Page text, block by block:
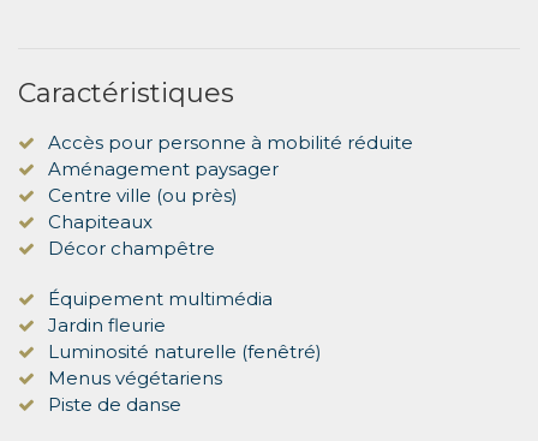
Caractéristiques
Accès pour personne à mobilité réduite
Aménagement paysager
Centre ville (ou près)
Chapiteaux
Décor champêtre
Équipement multimédia
Jardin fleurie
Luminosité naturelle (fenêtré)
Menus végétariens
Piste de danse